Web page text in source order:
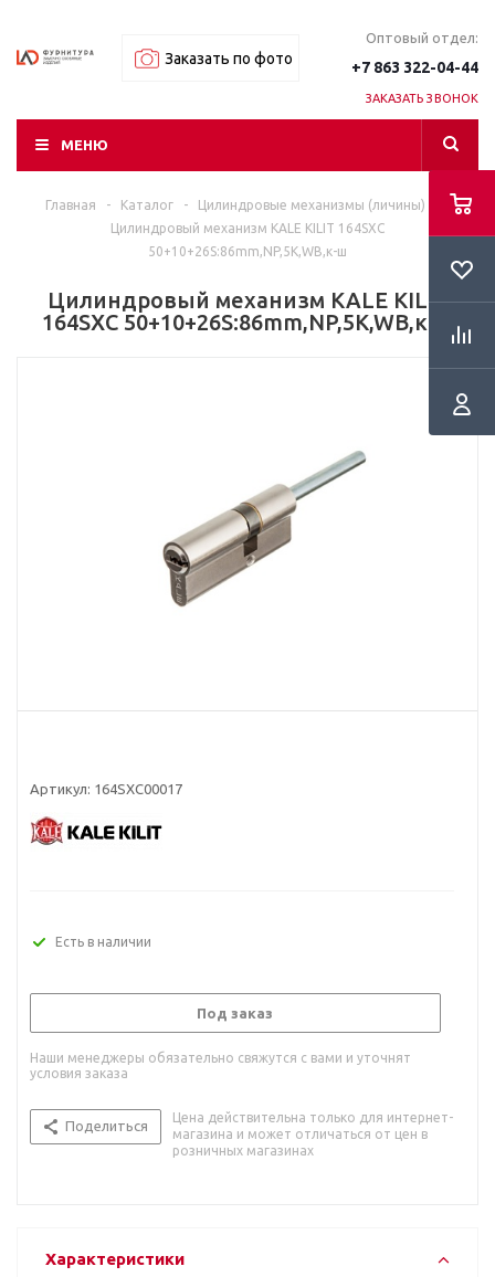
Заказать по фото
Оптовый отдел:
+7 863 322-04-44
ЗАКАЗАТЬ ЗВОНОК
МЕНЮ
Главная - Каталог - Цилиндровые механизмы (личины)
Цилиндровый механизм KALE KILIT 164SXC
50+10+26S:86mm,NP,5K,WB,к-ш
Цилиндровый механизм KALE KILIT
164SXC 50+10+26S:86mm,NP,5K,WB,к-ш
Артикул: 164SXC00017
Есть в наличии
Под заказ
Наши менеджеры обязательно свяжутся с вами и уточнят
условия заказа
Поделиться
Цена действительна только для интернет-
магазина и может отличаться от цен в
розничных магазинах
Характеристики